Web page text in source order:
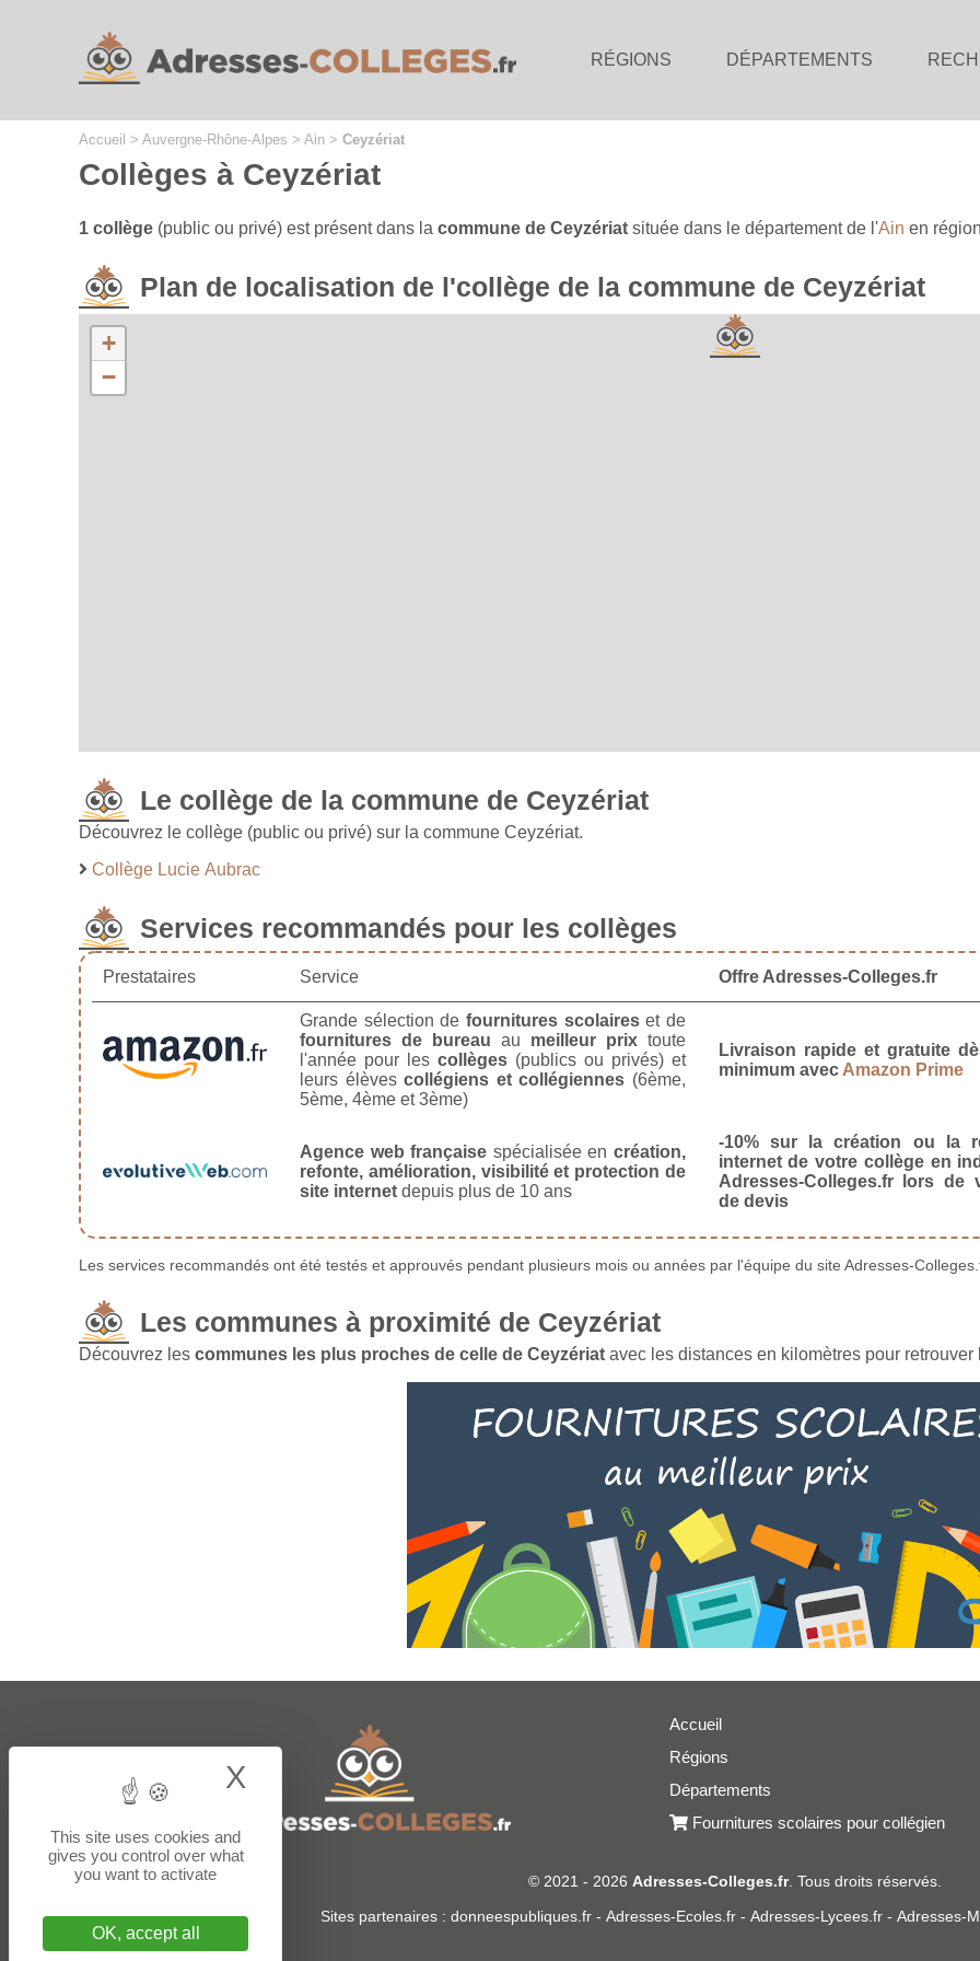
RÉGIONS DÉPARTEMENTS
Accueil > Auvergne-Rhône-Alpes > Ain > Ceyzériat
Collèges à Ceyzériat
1 collège (public ou privé) est présent dans la commune de Ceyzériat située dans le département de l'Ain en région
Plan de localisation de l'collège de la commune de Ceyzériat
+
−
Le collège de la commune de Ceyzériat
Découvrez le collège (public ou privé) sur la commune Ceyzériat.
Collège Lucie Aubrac
Services recommandés pour les collèges
Prestataires Service Offre Adresses-Colleges.fr
Grande sélection de fournitures scolaireset de
fournitures de bureau au meilleur prixtoute
l'année pour les collèges(publics ou privés) et
leurs élèvescollégiens et collégiennes (6ème,
5ème, 4ème et 3ème)
Livraison rapide et gratuite
minimum avec Amazon Prime
Agence web française spécialisée en création,
refonte, amélioration, visibilité et protection de
site internet depuis plus de 10 ans
-10% sur la création ou la
internet de votre collège en
Adresses-Colleges.fr lors de
de devis
Les services recommandés ont été testés et approuvés pendant plusieurs mois ou années par l'équipe du site Adresses-
Les communes à proximité de Ceyzériat
Découvrez les communes les plus proches de celle de Ceyzériat avec les distances en kilomètres pour retrouver
Accueil
Régions
Départements
Fournitures scolaires pour collégien
© 2021 - 2026 Adresses-Colleges.fr. Tous droits réservés.
Sites partenaires : donneespubliques.fr - Adresses-Ecoles.fr - Adresses-Lycees.fr - Adresses-
This site uses cookies and
gives you control over what
you want to activate
OK, accept all
X Hide cookie banner